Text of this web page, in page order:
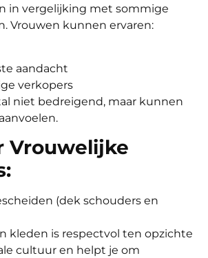
in vergelijking met sommige
Vrouwen kunnen ervaren:
aandacht
verkopers
niet bedreigend, maar kunnen
Vrouwelijke
(dek schouders en
kleden is respectvol ten opzichte
cultuur en helpt je om